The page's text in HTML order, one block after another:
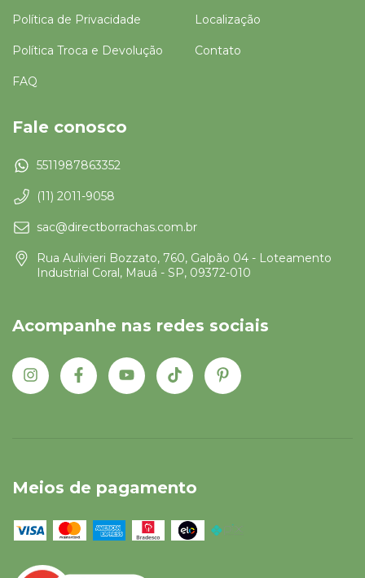
Política de Privacidade
Política Troca e Devolução
FAQ
Localização
Contato
Fale conosco
5511987863352
(11) 2011-9058
sac@directborrachas.com.br
Rua Aulivieri Bozzato, 760, Galpão 04 - Loteamento
Industrial Coral, Mauá - SP, 09372-010
Acompanhe nas redes sociais
Meios de pagamento